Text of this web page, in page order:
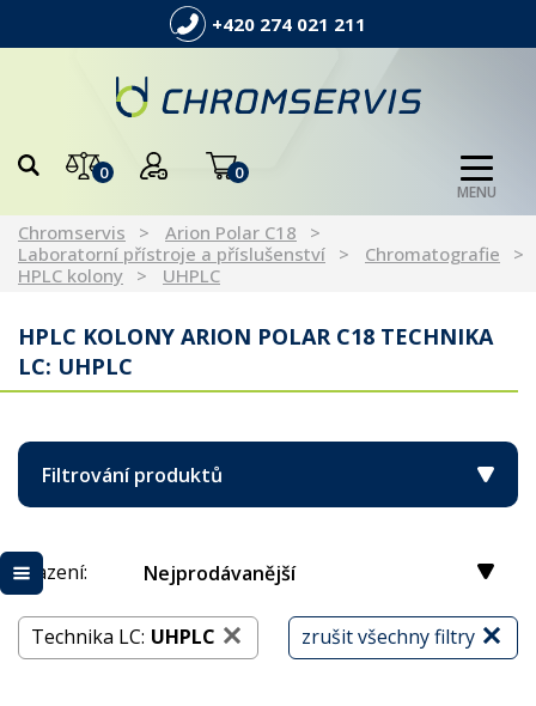
+420 274 021 211
0 0
MENU
Chromservis
Arion Polar C18
Laboratorní přístroje a příslušenství
Chromatografie
HPLC kolony
UHPLC
HPLC KOLONY ARION POLAR C18 TECHNIKA
LC: UHPLC
Filtrování produktů
Řazení: Nejprodávanější
zrušit všechny filtry
Technika LC: UHPLC